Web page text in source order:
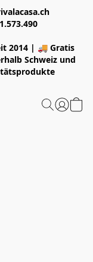
2014 | 🚚 Gratis
Schweiz und